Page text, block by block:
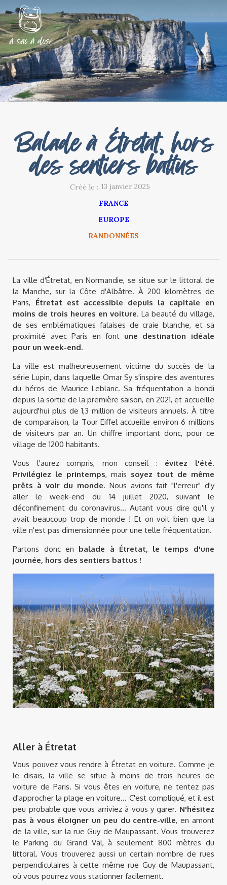
Balade à Étretat, hors
des sentiers battus
Créé le : 13 janvier 2025
FRANCE
EUROPE
RANDONNÉES
La ville d'Étretat, en Normandie, se situe sur le littoral de
la Manche, sur la Côte d'Albâtre. À 200 kilomètres de
Paris, Étretat est accessible depuis la capitale en
moins de trois heures en voiture. La beauté du village,
de ses emblématiques falaises de craie blanche, et sa
proximité avec Paris en font une destination idéale
pour un week-end.
La ville est malheureusement victime du succès de la
série Lupin, dans laquelle Omar Sy s'inspire des aventures
du héros de Maurice Leblanc. Sa fréquentation a bondi
depuis la sortie de la première saison, en 2021, et accueille
aujourd'hui plus de 1,3 million de visiteurs annuels. À titre
de comparaison, la Tour Eiffel accueille environ 6 millions
de visiteurs par an. Un chiffre important donc, pour ce
village de 1200 habitants.
Vous l'aurez compris, mon conseil : évitez l'été.
Privilégiez le printemps, mais soyez tout de même
prêts à voir du monde. Nous avions fait "l'erreur" d'y
aller le week-end du 14 juillet 2020, suivant le
déconfinement du coronavirus... Autant vous dire qu'il y
avait beaucoup trop de monde ! Et on voit bien que la
ville n'est pas dimensionnée pour une telle fréquentation.
Partons donc en balade à Étretat, le temps d'une
journée, hors des sentiers battus !
Aller à Étretat
Vous pouvez vous rendre à Étretat en voiture. Comme je
le disais, la ville se situe à moins de trois heures de
voiture de Paris. Si vous êtes en voiture, ne tentez pas
d'approcher la plage en voiture... C'est compliqué, et il est
peu probable que vous arriviez à vous y garer. N'hésitez
pas à vous éloigner un peu du centre-ville, en amont
de la ville, sur la rue Guy de Maupassant. Vous trouverez
le Parking du Grand Val, à seulement 800 mètres du
littoral. Vous trouverez aussi un certain nombre de rues
perpendiculaires à cette même rue Guy de Maupassant,
où vous pourrez vous stationner facilement.